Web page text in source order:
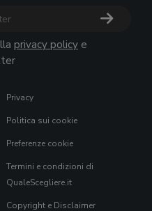
privacy policy e
Privacy
Politica sui cookie
Preferenze cookie
Termini e condizioni di
QualeScegliere.it
Copyright e Disclaimer